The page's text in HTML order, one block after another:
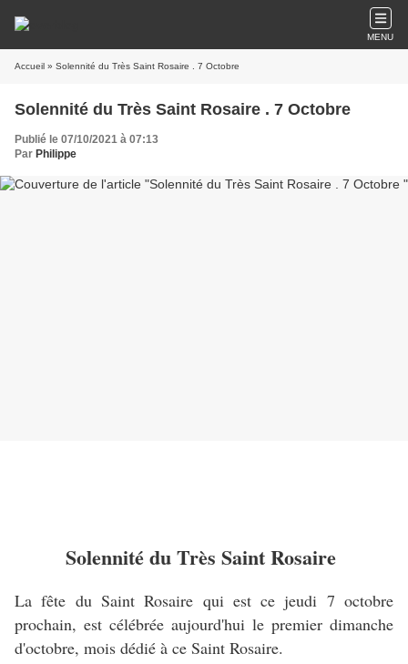
MENU
Accueil » Solennité du Très Saint Rosaire . 7 Octobre
Solennité du Très Saint Rosaire . 7 Octobre
Publié le 07/10/2021 à 07:13
Par Philippe
Solennité du Très Saint Rosaire
La fête du Saint Rosaire qui est ce jeudi 7 octobre
prochain, est célébrée aujourd'hui le premier dimanche
d'octobre, mois dédié à ce Saint Rosaire.